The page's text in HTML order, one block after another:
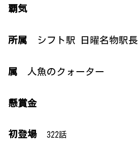
覇気
所属 シフト駅 日曜名物駅長
属 人魚のクォーター
懸賞金
初登場 322話